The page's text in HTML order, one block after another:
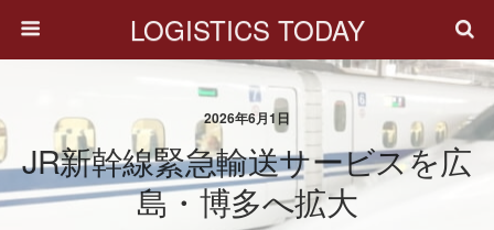
LOGISTICS TODAY
2026年6月1日
JR新幹線緊急輸送サービスを広
島・博多へ拡大